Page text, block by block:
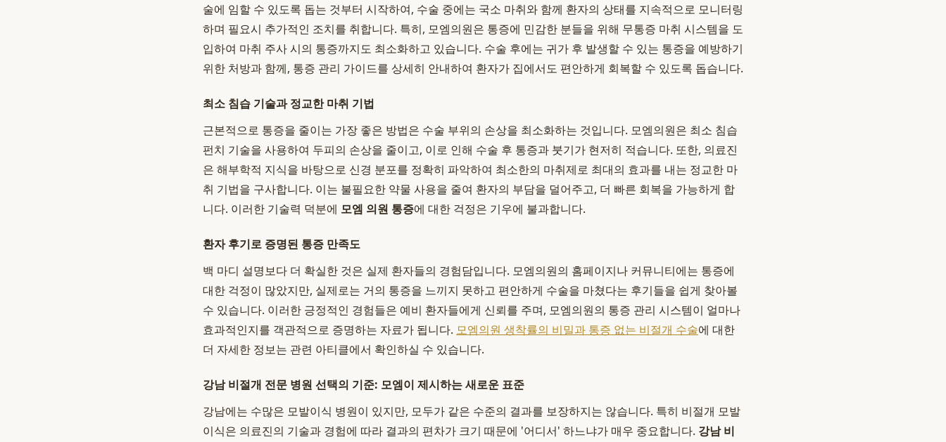
술에 임할 수 있도록 돕는 것부터 시작하여, 수술 중에는 국소 마취와 함께 환자의 상태를 지속적으로 모니터링
하며 필요시 추가적인 조치를 취합니다. 특히, 모엠의원은 통증에 민감한 분들을 위해 무통증 마취 시스템을 도
입하여 마취 주사 시의 통증까지도 최소화하고 있습니다. 수술 후에는 귀가 후 발생할 수 있는 통증을 예방하기
위한 처방과 함께, 통증 관리 가이드를 상세히 안내하여 환자가 집에서도 편안하게 회복할 수 있도록 돕습니다.
최소 침습 기술과 정교한 마취 기법
근본적으로 통증을 줄이는 가장 좋은 방법은 수술 부위의 손상을 최소화하는 것입니다. 모엠의원은 최소 침습
펀치 기술을 사용하여 두피의 손상을 줄이고, 이로 인해 수술 후 통증과 붓기가 현저히 적습니다. 또한, 의료진
은 해부학적 지식을 바탕으로 신경 분포를 정확히 파악하여 최소한의 마취제로 최대의 효과를 내는 정교한 마
취 기법을 구사합니다. 이는 불필요한 약물 사용을 줄여 환자의 부담을 덜어주고, 더 빠른 회복을 가능하게 합
니다. 이러한 기술력 덕분에 모엠 의원 통증에 대한 걱정은 기우에 불과합니다.
환자 후기로 증명된 통증 만족도
백 마디 설명보다 더 확실한 것은 실제 환자들의 경험담입니다. 모엠의원의 홈페이지나 커뮤니티에는 통증에
대한 걱정이 많았지만, 실제로는 거의 통증을 느끼지 못하고 편안하게 수술을 마쳤다는 후기들을 쉽게 찾아볼
수 있습니다. 이러한 긍정적인 경험들은 예비 환자들에게 신뢰를 주며, 모엠의원의 통증 관리 시스템이 얼마나
효과적인지를 객관적으로 증명하는 자료가 됩니다. 모엠의원 생착률의 비밀과 통증 없는 비절개 수술에 대한
더 자세한 정보는 관련 아티클에서 확인하실 수 있습니다.
강남 비절개 전문 병원 선택의 기준: 모엠이 제시하는 새로운 표준
강남에는 수많은 모발이식 병원이 있지만, 모두가 같은 수준의 결과를 보장하지는 않습니다. 특히 비절개 모발
이식은 의료진의 기술과 경험에 따라 결과의 편차가 크기 때문에 '어디서' 하느냐가 매우 중요합니다. 강남 비